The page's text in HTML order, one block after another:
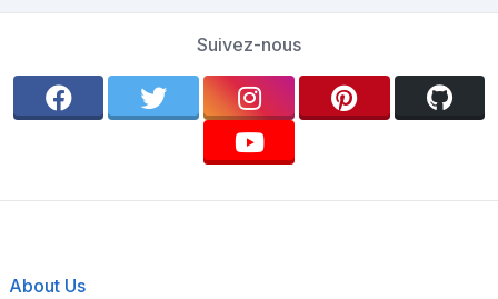
Suivez-nous
About Us